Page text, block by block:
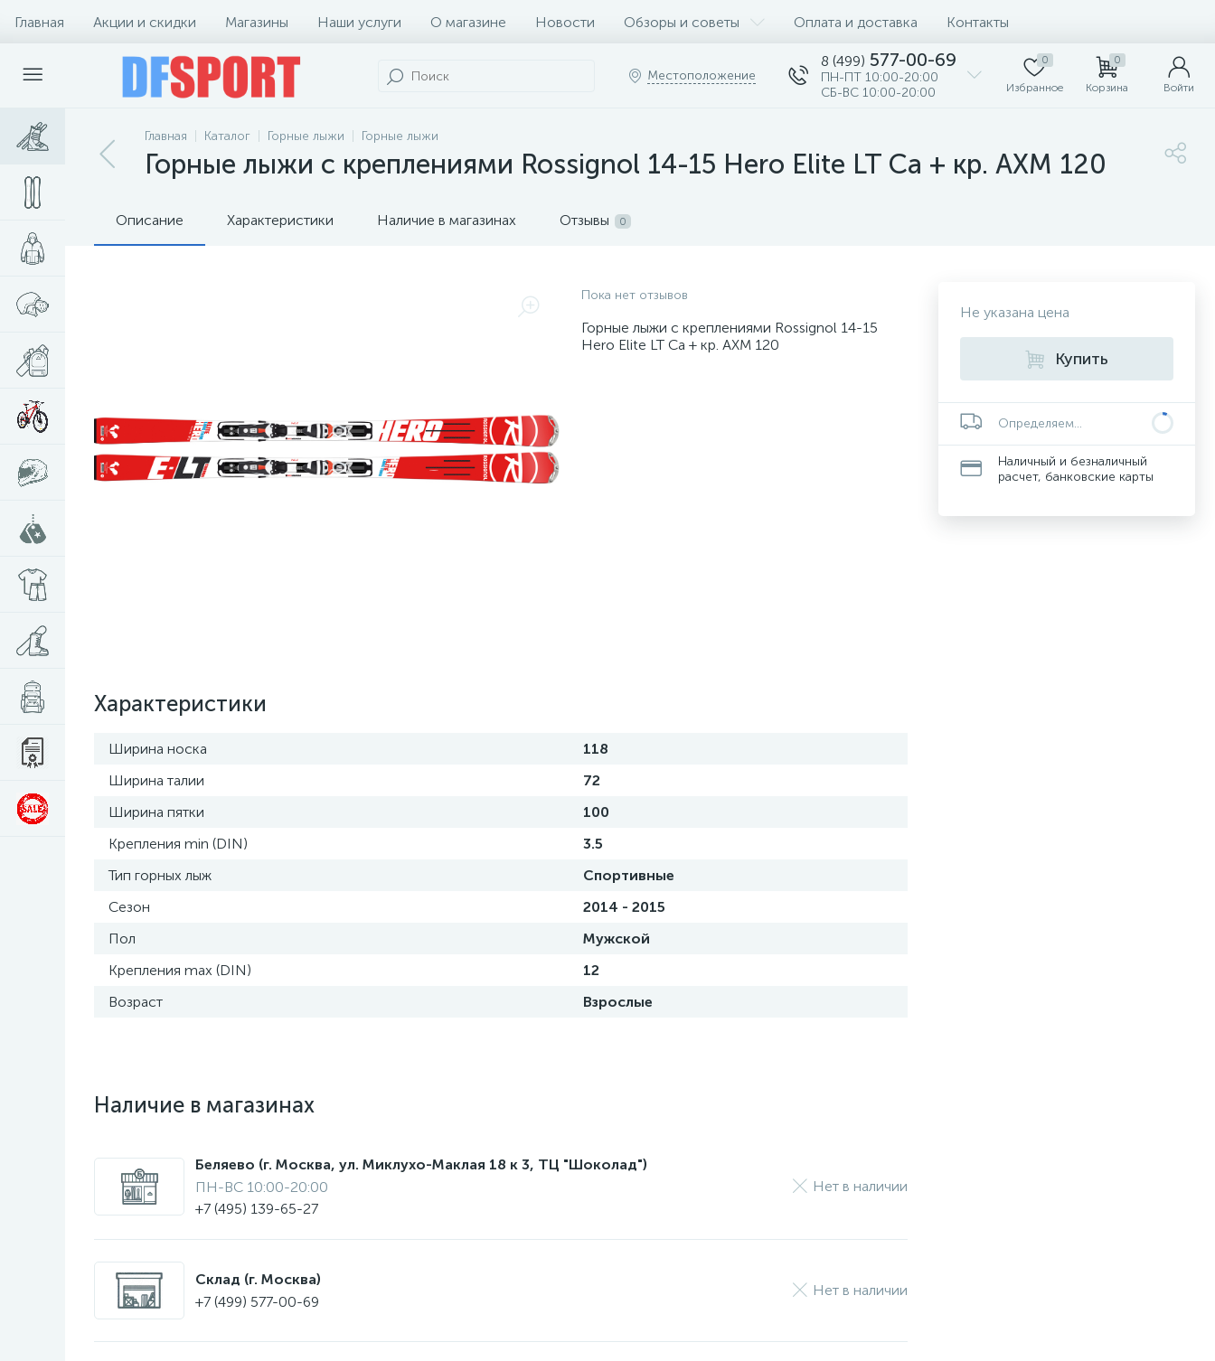
Главная Акции и скидки Магазины Наши услуги О магазине Новости Обзоры и советы Оплата и доставка Контакты
Местоположение
8 (499) 577-00-69
ПН-ПТ 10:00-20:00
СБ-ВС 10:00-20:00
0
Избранное
0
Корзина Войти
Главная Каталог Горные лыжи Горные лыжи
Горные лыжи с креплениями Rossignol 14-15 Hero Elite LT Ca + кр. AXM 120
Описание Характеристики Наличие в магазинах Отзывы 0
Пока нет отзывов
Горные лыжи с креплениями Rossignol 14-15
Hero Elite LT Ca + кр. AXM 120
Характеристики
Ширина носка
118
Ширина талии
72
Ширина пятки
100
Крепления min (DIN)
3.5
Тип горных лыж
Спортивные
Сезон
2014 - 2015
Пол
Мужской
Крепления max (DIN)
12
Возраст
Взрослые
Наличие в магазинах
Беляево (г. Москва, ул. Миклухо-Маклая 18 к 3, ТЦ "Шоколад")
ПН-ВС 10:00-20:00
+7 (495) 139-65-27
Нет в наличии
Склад (г. Москва)
+7 (499) 577-00-69
Нет в наличии
Не указана цена
Купить
Определяем...
Наличный и безналичный
расчет, банковские карты